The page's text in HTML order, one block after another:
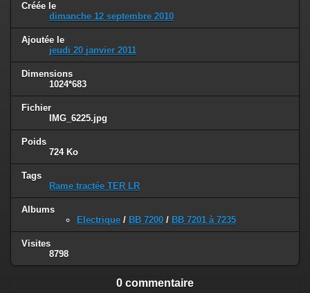
Créée le
dimanche 12 septembre 2010
Ajoutée le
jeudi 20 janvier 2011
Dimensions
1024*683
Fichier
IMG_6225.jpg
Poids
724 Ko
Tags
Rame tractée TER LR
Albums
Electrique / BB 7200 / BB 7201 à 7235
Visites
8798
0 commentaire